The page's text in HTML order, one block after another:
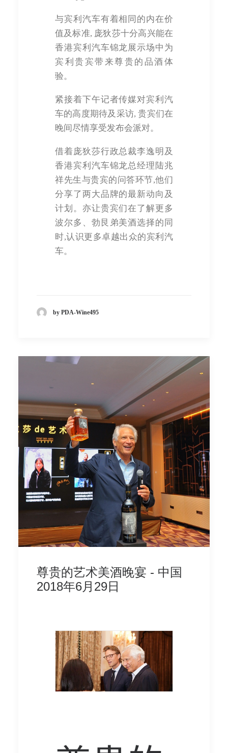
与宾利汽车有着相同的内在价
值及标准, 庞狄莎十分高兴能在
香港宾利汽车锦龙展示场中为
宾利贵宾带来尊贵的品酒体
验。
紧接着下午记者传媒对宾利汽
车的高度期待及采访, 贵宾们在
晚间尽情享受发布会派对。
借着庞狄莎行政总裁李逸明及
香港宾利汽车锦龙总经理陆兆
祥先生与贵宾的问答环节,他们
分享了两大品牌的最新动向及
计划。亦让贵宾们在了解更多
波尔多、勃艮弟美酒选择的同
时,认识更多卓越出众的宾利汽
车。
by PDA-Wine495
尊贵的艺术美酒晚宴 - 中国
2018年6月29日